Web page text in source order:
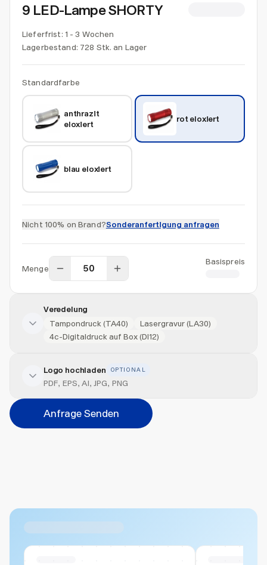
9 LED-Lampe SHORTY
Lieferfrist: 1 - 3 Wochen
Lagerbestand: 728 Stk. an Lager
Standardfarbe
anthrazit
eloxiert
rot eloxiert
blau eloxiert
Nicht 100% on Brand?Sonderanfertigung anfragen
Menge
Basispreis
Veredelung
Tampondruck (TA40)
Lasergravur (LA30)
4c-Digitaldruck auf Box (DI12)
Veredelung hinzufügen
Veredelungsart
Logo hochladen OPTIONAL
PDF, EPS, AI, JPG, PNG
Anfrage Senden